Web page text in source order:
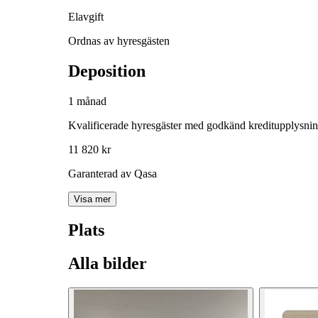
Elavgift
Ordnas av hyresgästen
Deposition
1 månad
Kvalificerade hyresgäster med godkänd
11 820 kr
Garanterad av Qasa
Visa mer
Plats
Alla bilder